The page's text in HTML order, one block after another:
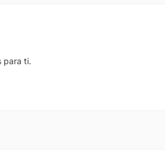
para ti.